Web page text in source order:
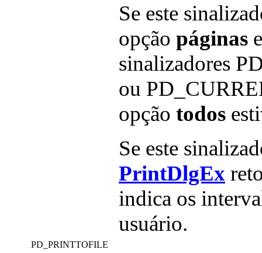
Se este
opção páginas
sinalizadores
ou
opção todos
Se este
PrintDlgEx
indica os
usuário.
PD_PRINTTOFILE